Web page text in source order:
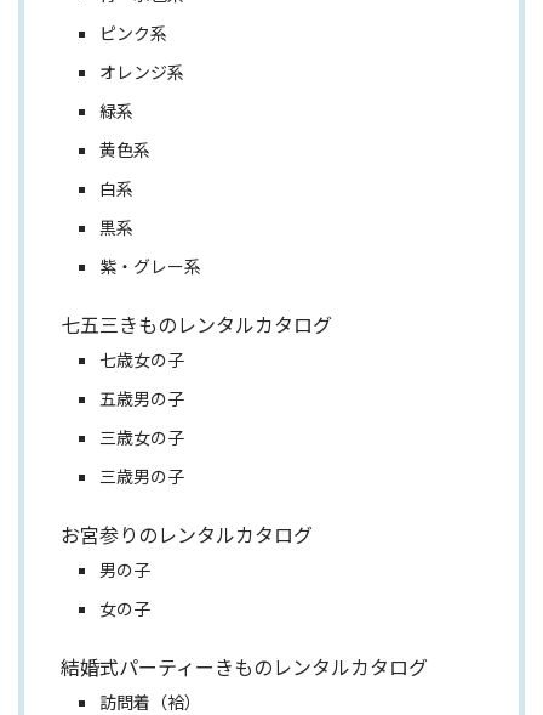
ピンク系
オレンジ系
緑系
黄色系
白系
黒系
紫・グレー系
七五三きものレンタルカタログ
七歳女の子
五歳男の子
三歳女の子
三歳男の子
お宮参りのレンタルカタログ
男の子
女の子
結婚式パーティーきものレンタルカタログ
訪問着（袷）